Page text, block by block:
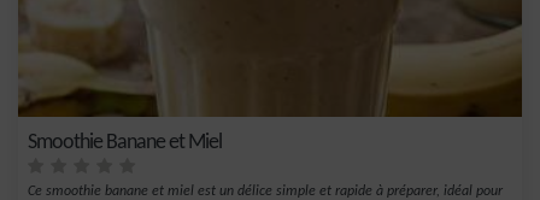
Smoothie Banane et Miel
Ce smoothie banane et miel est un délice simple et rapide à préparer, idéal pour